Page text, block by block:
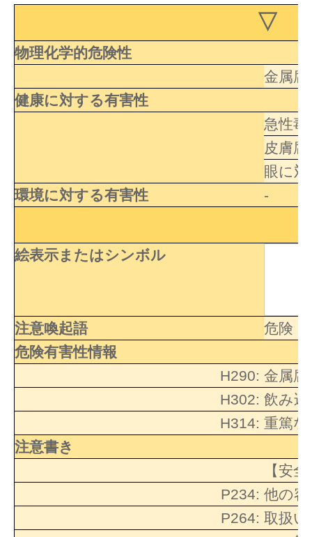
▽
物理化学的危険性
金属腐
健康に対する有害性
急性毒
皮膚
眼に
環境に対する有害性
-
絵表示またはシンボル
注意喚起語
危険
危険有害性情報
H290: 金属
H302: 飲み
H314: 重篤
注意書き
【安
P234: 他の
P264: 取扱